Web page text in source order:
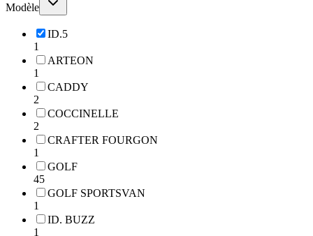
Modèle
ID.5
1
ARTEON
1
CADDY
2
COCCINELLE
2
CRAFTER FOURGON
1
GOLF
45
GOLF SPORTSVAN
1
ID. BUZZ
1